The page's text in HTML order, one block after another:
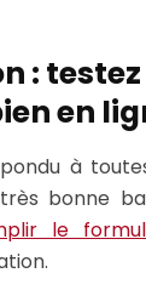
:
en
à
bonne
le